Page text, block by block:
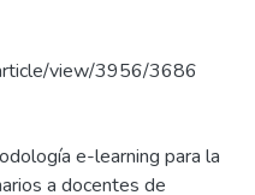
view/3956/3686
e-learning para la
a docentes de